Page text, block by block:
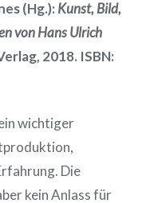
(Hg.): Kunst, Bild,
von Hans Ulrich
2018. ISBN:
wichtiger
Die
kein Anlass für